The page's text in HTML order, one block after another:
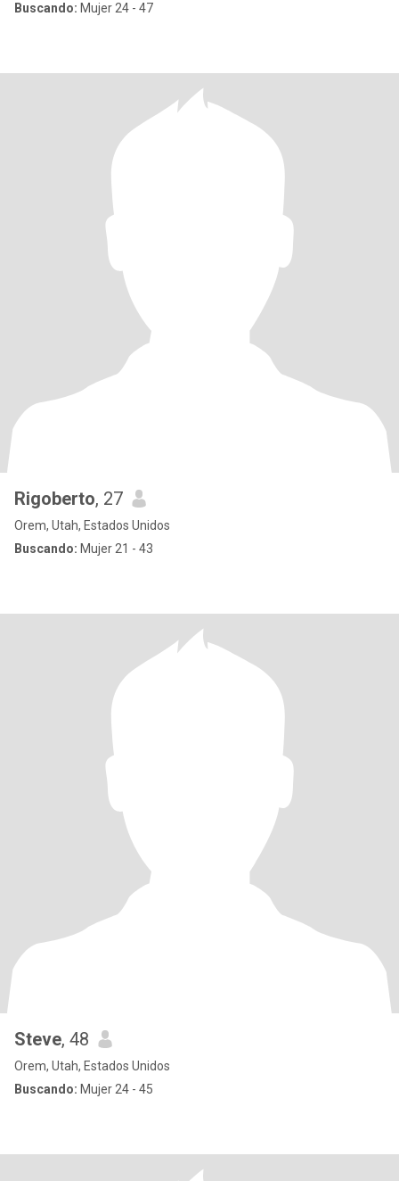
Buscando: Mujer 24 - 47
Rigoberto, 27
Orem, Utah, Estados Unidos
Buscando: Mujer 21 - 43
Steve, 48
Orem, Utah, Estados Unidos
Buscando: Mujer 24 - 45